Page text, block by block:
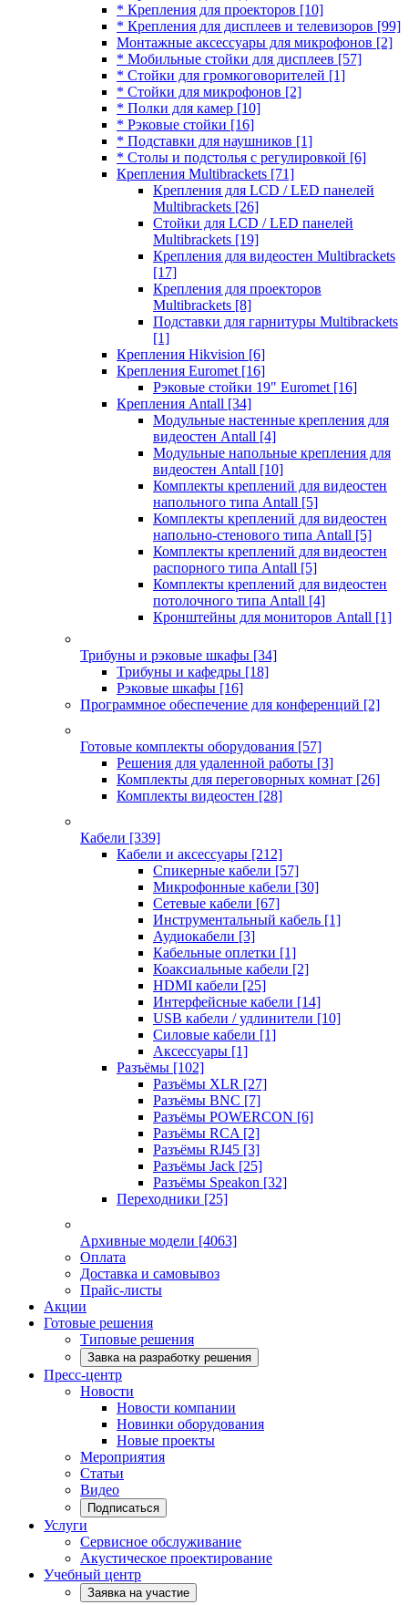
* Крепления для проекторов [10]
* Крепления для дисплеев и телевизоров [99]
Монтажные аксессуары для микрофонов [2]
* Мобильные стойки для дисплеев [57]
* Стойки для громкоговорителей [1]
* Стойки для микрофонов [2]
* Полки для камер [10]
* Рэковые стойки [16]
* Подставки для наушников [1]
* Столы и подстолья с регулировкой [6]
Крепления Multibrackets [71]
Крепления для LCD / LED панелей
Multibrackets [26]
Стойки для LCD / LED панелей
Multibrackets [19]
Крепления для видеостен Multibrackets
[17]
Крепления для проекторов
Multibrackets [8]
Подставки для гарнитуры Multibrackets
[1]
Крепления Hikvision [6]
Крепления Euromet [16]
Рэковые стойки 19" Euromet [16]
Крепления Antall [34]
Модульные настенные крепления для
видеостен Antall [4]
Модульные напольные крепления для
видеостен Antall [10]
Комплекты креплений для видеостен
напольного типа Antall [5]
Комплекты креплений для видеостен
напольно-стенового типа Antall [5]
Комплекты креплений для видеостен
распорного типа Antall [5]
Комплекты креплений для видеостен
потолочного типа Antall [4]
Кронштейны для мониторов Antall [1]
Трибуны и рэковые шкафы [34]
Трибуны и кафедры [18]
Рэковые шкафы [16]
Программное обеспечение для конференций [2]
Готовые комплекты оборудования [57]
Решения для удаленной работы [3]
Комплекты для переговорных комнат [26]
Комплекты видеостен [28]
Кабели [339]
Кабели и аксессуары [212]
Спикерные кабели [57]
Микрофонные кабели [30]
Сетевые кабели [67]
Инструментальный кабель [1]
Аудиокабели [3]
Кабельные оплетки [1]
Коаксиальные кабели [2]
HDMI кабели [25]
Интерфейсные кабели [14]
USB кабели / удлинители [10]
Силовые кабели [1]
Аксессуары [1]
Разъёмы [102]
Разъёмы XLR [27]
Разъёмы BNC [7]
Разъёмы POWERCON [6]
Разъёмы RCA [2]
Разъёмы RJ45 [3]
Разъёмы Jack [25]
Разъёмы Speakon [32]
Переходники [25]
Архивные модели [4063]
Оплата
Доставка и самовывоз
Прайс-листы
Акции
Готовые решения
Типовые решения
Завка на разработку решения
Пресс-центр
Новости
Новости компании
Новинки оборудования
Новые проекты
Мероприятия
Статьи
Видео
Подписаться
Услуги
Сервисное обслуживание
Акустическое проектирование
Учебный центр
Заявка на участие